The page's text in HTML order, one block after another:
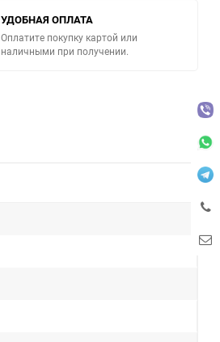
УДОБНАЯ ОПЛАТА
Оплатите покупку картой или
наличными при получении.